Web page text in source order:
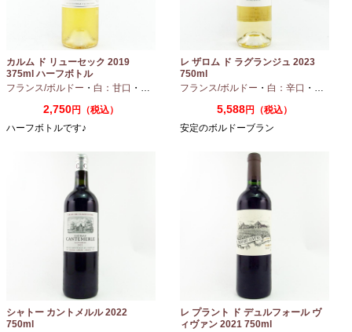
カルム ド リューセック 2019
375ml ハーフボトル
フランス/ボルドー ・ 白：甘口 ・ セミヨン ・ソーヴィニオンブラン
2,750円（税込）
ハーフボトルです♪
レ ザロム ド ラグランジュ 2023
750ml
フランス/ボルドー ・ 白：辛口 ・ セミヨン
5,588円（税込）
安定のボルドーブラン
シャトー カントメルル 2022
750ml
レ プラント ド デュルフォール ヴ
ィヴァン 2021 750ml